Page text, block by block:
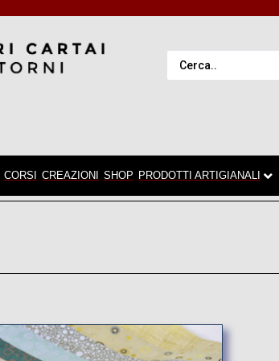
CORSI CREAZIONI SHOP PRODOTTI ARTIGIANALI